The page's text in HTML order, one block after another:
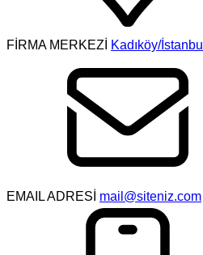
FİRMA MERKEZİ Kadıköy/İstanbul
EMAIL ADRESİ mail@siteniz.com